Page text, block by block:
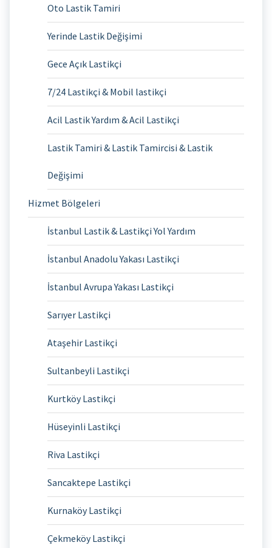
Oto Lastik Tamiri
Yerinde Lastik Değişimi
Gece Açık Lastikçi
7/24 Lastikçi & Mobil lastikçi
Acil Lastik Yardım & Acil Lastikçi
Lastik Tamiri & Lastik Tamircisi & Lastik
Değişimi
Hizmet Bölgeleri
İstanbul Lastik & Lastikçi Yol Yardım
İstanbul Anadolu Yakası Lastikçi
İstanbul Avrupa Yakası Lastikçi
Sarıyer Lastikçi
Ataşehir Lastikçi
Sultanbeyli Lastikçi
Kurtköy Lastikçi
Hüseyinli Lastikçi
Riva Lastikçi
Sancaktepe Lastikçi
Kurnaköy Lastikçi
Çekmeköy Lastikçi